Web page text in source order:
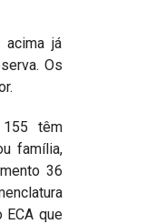
já
Os
têm
família,
36
ECA que